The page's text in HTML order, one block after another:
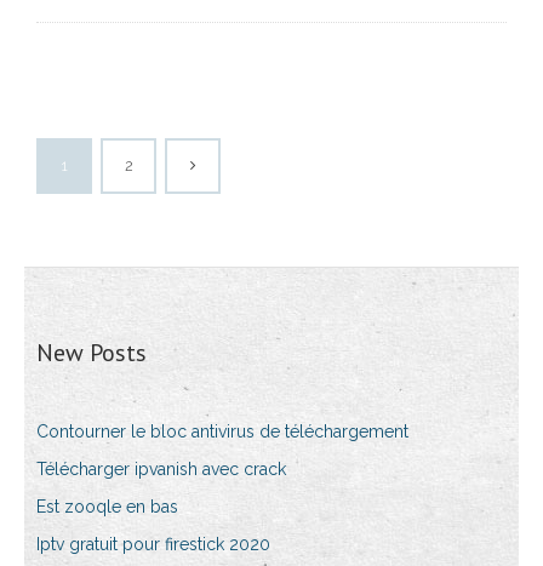
1 2
New Posts
Contourner le bloc antivirus de téléchargement
Télécharger ipvanish avec crack
Est zooqle en bas
Iptv gratuit pour firestick 2020